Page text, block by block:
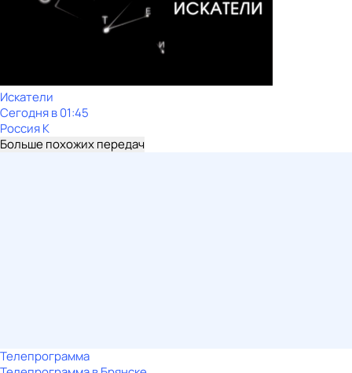
Искатели
Сегодня в 01:45
Россия К
Больше похожих передач
Телепрограмма